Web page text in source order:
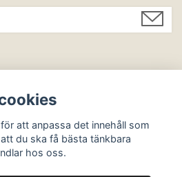
att anpassa det innehåll som
du ska få bästa tänkbara
hos oss.